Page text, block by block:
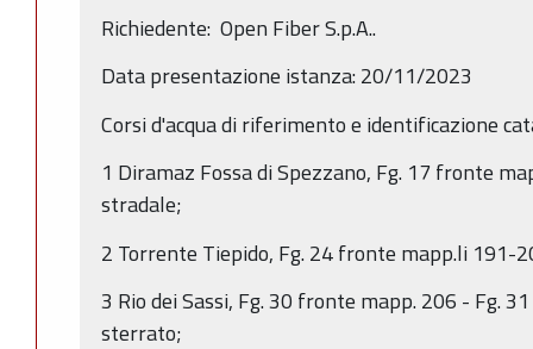
Richiedente: Open Fiber S.p.A..
Data presentazione istanza: 20/11/2023
Corsi d'acqua di riferimento e identificazione
1 Diramaz Fossa di Spezzano, Fg. 17 fronte
stradale;
2 Torrente Tiepido, Fg. 24 fronte mapp.li
3 Rio dei Sassi, Fg. 30 fronte mapp. 206 - Fg.
sterrato;